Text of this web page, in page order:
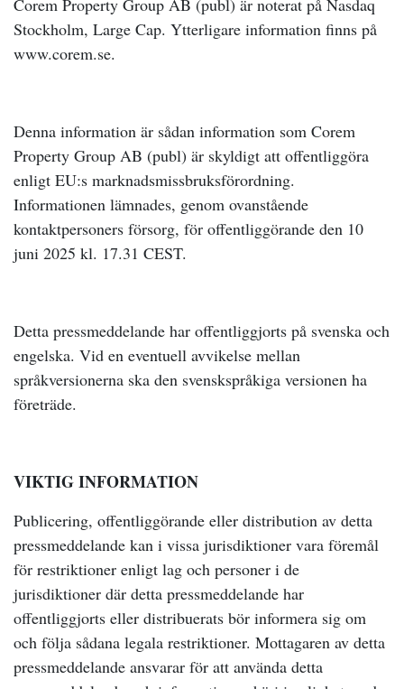
Corem Property Group AB (publ) är noterat på Nasdaq
Stockholm, Large Cap. Ytterligare information finns på
www.corem.se.
Denna information är sådan information som Corem
Property Group AB (publ) är skyldigt att offentliggöra
enligt EU:s marknadsmissbruksförordning.
Informationen lämnades, genom ovanstående
kontaktpersoners försorg, för offentliggörande den 10
juni 2025 kl. 17.31 CEST.
Detta pressmeddelande har offentliggjorts på svenska och
engelska. Vid en eventuell avvikelse mellan
språkversionerna ska den svenskspråkiga versionen ha
företräde.
VIKTIG INFORMATION
Publicering, offentliggörande eller distribution av detta
pressmeddelande kan i vissa jurisdiktioner vara föremål
för restriktioner enligt lag och personer i de
jurisdiktioner där detta pressmeddelande har
offentliggjorts eller distribuerats bör informera sig om
och följa sådana legala restriktioner. Mottagaren av detta
pressmeddelande ansvarar för att använda detta